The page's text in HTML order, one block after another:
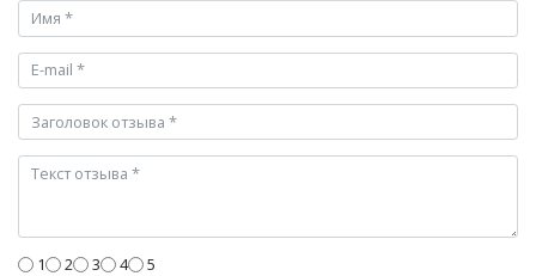
1 2 3 4 5